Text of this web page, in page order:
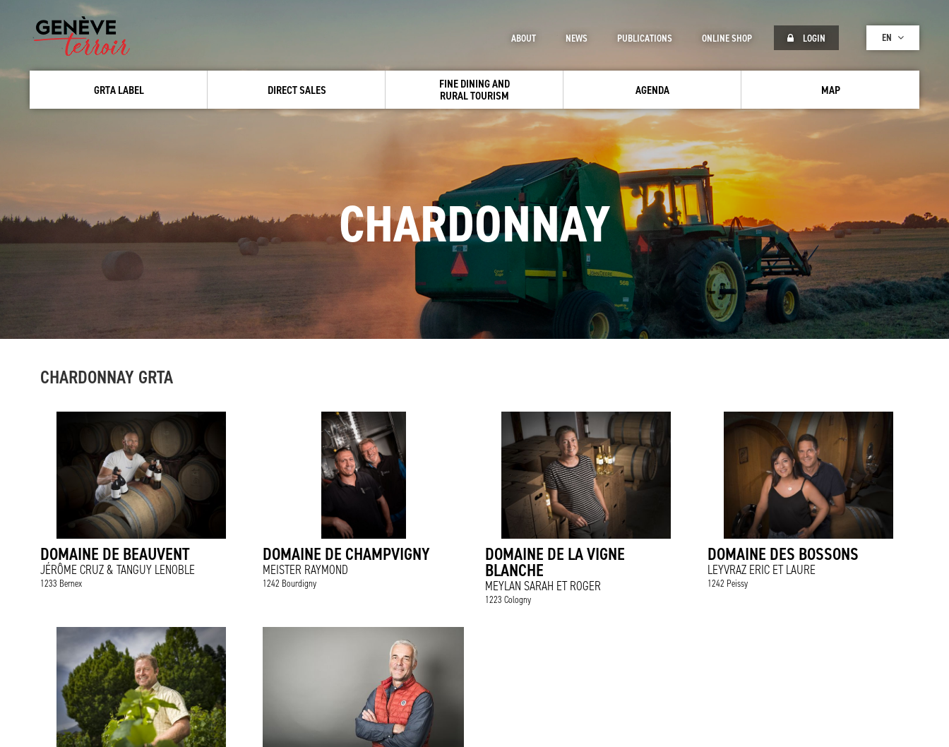
GRTA LABEL DIRECT SALES
FINE DINING AND
RURAL TOURISM
AGENDA MAP
ABOUT NEWS PUBLICATIONS ONLINE SHOP LOGIN EN
CHARDONNAY
CHARDONNAY GRTA
DOMAINE DE BEAUVENT
JÉRÔME CRUZ & TANGUY LENOBLE
1233 Bernex
DOMAINE DE CHAMPVIGNY
MEISTER RAYMOND
1242 Bourdigny
DOMAINE DE LA VIGNE
BLANCHE
MEYLAN SARAH ET ROGER
1223 Cologny
DOMAINE DES BOSSONS
LEYVRAZ ERIC ET LAURE
1242 Peissy